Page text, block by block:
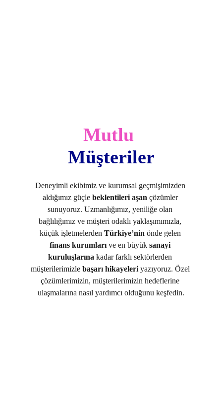
Mutlu
Müşteriler
Deneyimli ekibimiz ve kurumsal geçmişimizden
aldığımız güçle beklentileri aşan çözümler
sunuyoruz. Uzmanlığımız, yeniliğe olan
bağlılığımız ve müşteri odaklı yaklaşımımızla,
küçük işletmelerden Türkiye’nin önde gelen
finans kurumları ve en büyük sanayi
kuruluşlarına kadar farklı sektörlerden
müşterilerimizle başarı hikayeleri yazıyoruz. Özel
çözümlerimizin, müşterilerimizin hedeflerine
ulaşmalarına nasıl yardımcı olduğunu keşfedin.